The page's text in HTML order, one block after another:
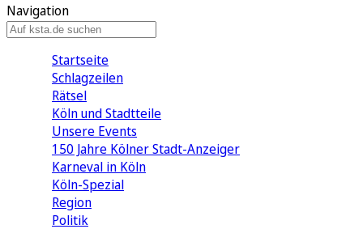
Navigation
Startseite
Schlagzeilen
Rätsel
Köln und Stadtteile
Unsere Events
150 Jahre Kölner Stadt-Anzeiger
Karneval in Köln
Köln-Spezial
Region
Politik